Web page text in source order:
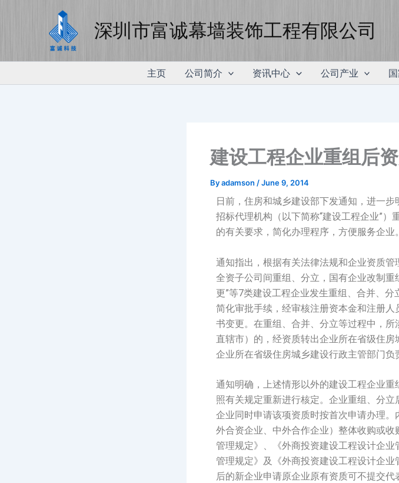
深圳市富诚幕墙装饰工程有限公司
主页 公司简介 资讯中心 公司产业
建设工程企业重组后
Byadamson /June 9, 2014
日前，住房和城乡建设部下发通知，进一
招标代理机构（以下简称“建设工程企业”
的有关要求，简化办理程序，方便服务企业。
通知指出，根据有关法律法规和企业资质
全资子公司间重组、分立，国有企业改制
更”等7类建设工程企业发生重组、合并、
简化审批手续，经审核注册资本金和注册
书变更。在重组、合并、分立等过程中，所
直辖市）的，经资质转出企业所在省级住
企业所在省级住房城乡建设行政主管部门负
通知明确，上述情形以外的建设工程企业
照有关规定重新进行核定。企业重组、分
企业同时申请该项资质时按首次申请办理
外合资企业、中外合作企业）整体收购或
管理规定》、《外商投资建设工程设计企
管理规定》及《外商投资建设工程设计企
后的新企业申请原企业原有资质可不提交代